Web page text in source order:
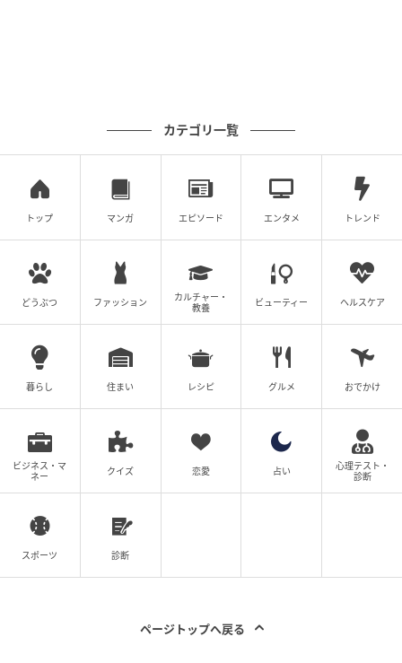
の記事をもっとみる
カテゴリ一覧
トップ マンガ エピソード エンタメ トレンド
どうぶつ ファッション
カルチャー・
教養
ビューティー ヘルスケア
暮らし 住まい レシピ グルメ おでかけ
ビジネス・マ
ネー
クイズ 恋愛 占い
心理テスト・
診断
スポーツ 診断
ページトップへ戻る